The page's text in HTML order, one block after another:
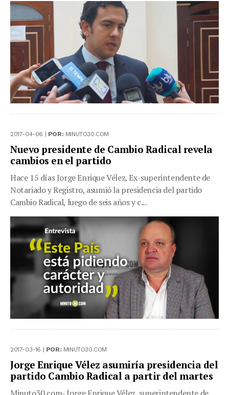
2017-04-06 | POR: MINUTO30.COM
Nuevo presidente de Cambio Radical revela
cambios en el partido
Hace 15 días Jorge Enrique Vélez, Ex-superintendente de
Notariado y Registro, asumió la presidencia del partido
Cambio Radical, luego de seis años y c...
2017-03-16 | POR: MINUTO30.COM
Jorge Enrique Vélez asumiría presidencia del
partido Cambio Radical a partir del martes